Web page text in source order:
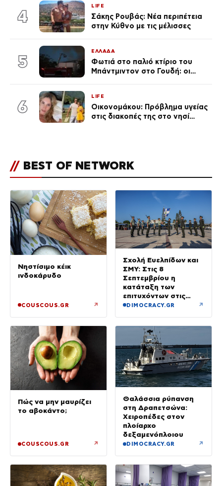
4
LIFE
Σάκης Ρουβάς: Νέα περιπέτεια
στην Κύθνο με τις μέλισσες
5
ΕΛΛΑΔΑ
Φωτιά στο παλιό κτίριο του
Μπάντμιντον στο Γουδή: οι
πλήθος ελλείψεων και σοβαρών
κενών»
6
LIFE
Οικονομάκου: Πρόβλημα υγείας
στις διακοπές της στο νησί
// BEST OF NETWORK
Νηστίσιμο κέικ
ινδοκάρυδο
COUSCOUS.GR ↗
Σχολή Ευελπίδων και
ΣΜΥ: Στις 8
Σεπτεμβρίου η
κατάταξη των
επιτυχόντων στις
Στρατιωτικές Σχολές
DIMOCRACY.GR ↗
Πώς να μην μαυρίζει
το αβοκάντο;
COUSCOUS.GR ↗
Θαλάσσια ρύπανση
στη Δραπετσώνα:
Χειροπέδες στον
πλοίαρχο
δεξαμενόπλοιου
DIMOCRACY.GR ↗